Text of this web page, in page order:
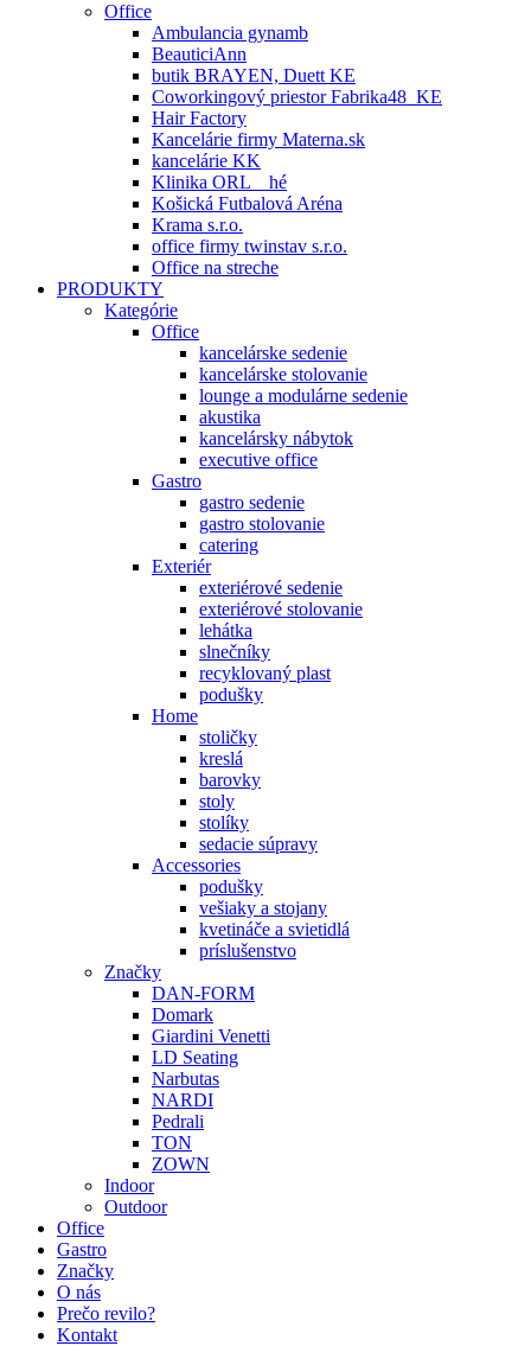
Office
Ambulancia gynamb
BeauticiAnn
butik BRAYEN, Duett KE
Coworkingový priestor Fabrika48_KE
Hair Factory
Kancelárie firmy Materna.sk
kancelárie KK
Klinika ORL _ hé
Košická Futbalová Aréna
Krama s.r.o.
office firmy twinstav s.r.o.
Office na streche
PRODUKTY
Kategórie
Office
kancelárske sedenie
kancelárske stolovanie
lounge a modulárne sedenie
akustika
kancelársky nábytok
executive office
Gastro
gastro sedenie
gastro stolovanie
catering
Exteriér
exteriérové sedenie
exteriérové stolovanie
lehátka
slnečníky
recyklovaný plast
podušky
Home
stoličky
kreslá
barovky
stoly
stolíky
sedacie súpravy
Accessories
podušky
vešiaky a stojany
kvetináče a svietidlá
príslušenstvo
Značky
DAN-FORM
Domark
Giardini Venetti
LD Seating
Narbutas
NARDI
Pedrali
TON
ZOWN
Indoor
Outdoor
Office
Gastro
Značky
O nás
Prečo revilo?
Kontakt